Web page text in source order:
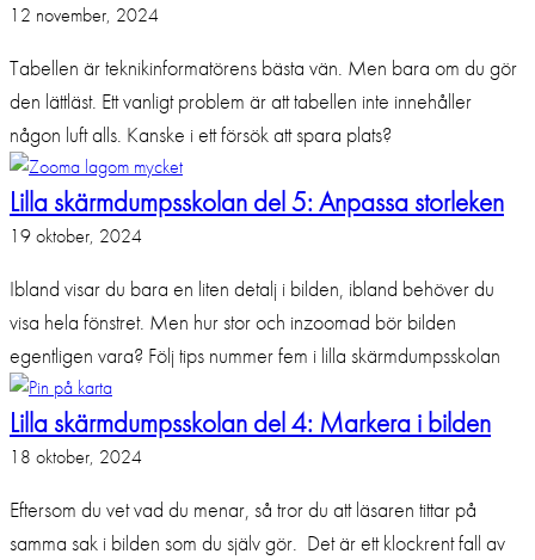
12 november, 2024
Tabellen är teknikinformatörens bästa vän. Men bara om du gör
den lättläst. Ett vanligt problem är att tabellen inte innehåller
någon luft alls. Kanske i ett försök att spara plats?
Lilla skärmdumpsskolan del 5: Anpassa storleken
19 oktober, 2024
Ibland visar du bara en liten detalj i bilden, ibland behöver du
visa hela fönstret. Men hur stor och inzoomad bör bilden
egentligen vara? Följ tips nummer fem i lilla skärmdumpsskolan
Lilla skärmdumpsskolan del 4: Markera i bilden
18 oktober, 2024
Eftersom du vet vad du menar, så tror du att läsaren tittar på
samma sak i bilden som du själv gör. Det är ett klockrent fall av